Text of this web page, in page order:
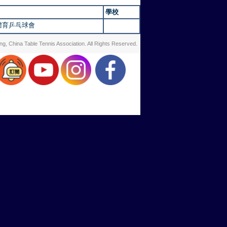
學校
育乒乓球會